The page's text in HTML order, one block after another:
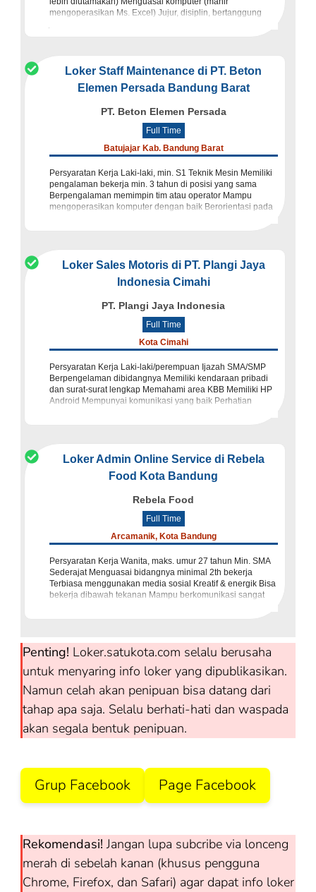
mengoperasikan Ms. Excel) Jujur, disiplin, bertanggung
Loker Staff Maintenance di PT. Beton
Elemen Persada Bandung Barat
PT. Beton Elemen Persada
Full Time
Batujajar Kab. Bandung Barat
Persyaratan Kerja Laki-laki, min. S1 Teknik Mesin Memiliki
pengalaman bekerja min. 3 tahun di posisi yang sama
Berpengalaman memimpin tim atau operator Mampu
mengoperasikan komputer dengan baik Berorientasi pada
Loker Sales Motoris di PT. Plangi Jaya
Indonesia Cimahi
PT. Plangi Jaya Indonesia
Full Time
Kota Cimahi
Persyaratan Kerja Laki-laki/perempuan Ijazah SMA/SMP
Berpengelaman dibidangnya Memiliki kendaraan pribadi
dan surat-surat lengkap Memahami area KBB Memiliki HP
Android Mempunyai komunikasi yang baik Perhatian
Loker Admin Online Service di Rebela
Food Kota Bandung
Rebela Food
Full Time
Arcamanik, Kota Bandung
Persyaratan Kerja Wanita, maks. umur 27 tahun Min. SMA
Sederajat Menguasai bidangnya minimal 2th bekerja
Terbiasa menggunakan media sosial Kreatif & energik Bisa
bekerja dibawah tekanan Mampu berkomunikasi sangat
Penting! Loker.satukota.com selalu berusaha
untuk menyaring info loker yang dipublikasikan.
Namun celah akan penipuan bisa datang dari
tahap apa saja. Selalu berhati-hati dan waspada
akan segala bentuk penipuan.
Grup Facebook Page Facebook
Rekomendasi! Jangan lupa subcribe via lonceng
merah di sebelah kanan (khusus pengguna
Chrome, Firefox, dan Safari) agar dapat info loker